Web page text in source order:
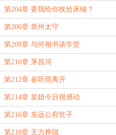
第204章 要我给你收拾床铺？
第206章 恭州太守
第208章 与何相书谈学堂
第210章 茅昌河
第212章 崔听雨离开
第214章 皇姐今日很感动
第216章 东远公府世子
第218章 无力挣脱